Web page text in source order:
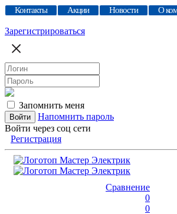
Контакты Акции Новости О
Зарегистрироваться
Запомнить меня
Напомнить пароль
Войти через соц сети
Регистрация
Сравнение
0
0